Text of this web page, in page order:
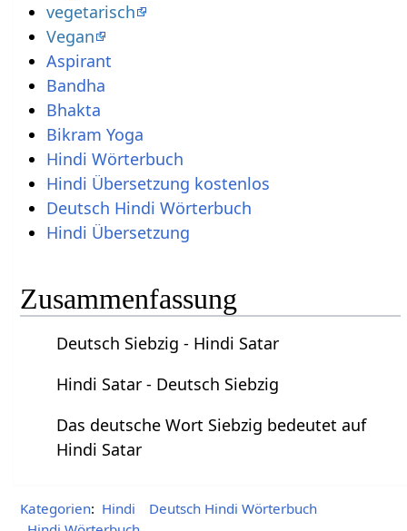
vegetarisch
Vegan
Aspirant
Bandha
Bhakta
Bikram Yoga
Hindi Wörterbuch
Hindi Übersetzung kostenlos
Deutsch Hindi Wörterbuch
Hindi Übersetzung
Zusammenfassung
Deutsch Siebzig - Hindi Satar
Hindi Satar - Deutsch Siebzig
Das deutsche Wort Siebzig bedeutet auf
Hindi Satar
Kategorien: Hindi
Deutsch Hindi Wörterbuch